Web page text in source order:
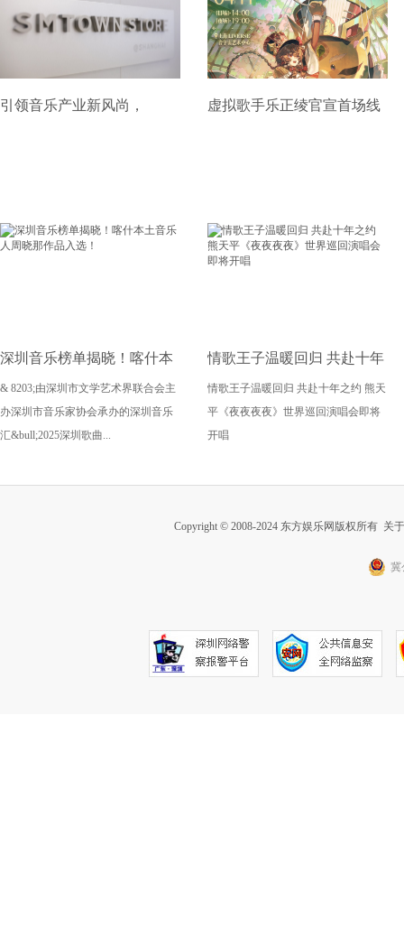
引领音乐产业新风尚， 虚拟歌手乐正绫官宣首场线
深圳音乐榜单揭晓！喀什本
土音乐人周晓那作品入选！
& 8203;由深圳市文学艺术界联合会主
办深圳市音乐家协会承办的深圳音乐
汇&bull;2025深圳歌曲...
情歌王子温暖回归 共赴十年
之约 熊天平《夜夜夜夜》世
界巡回演唱会即将开唱
情歌王子温暖回归 共赴十年之约 熊天
平《夜夜夜夜》世界巡回演唱会即将
开唱
Copyright © 2008-2024 东方娱乐网版权所有 关
冀